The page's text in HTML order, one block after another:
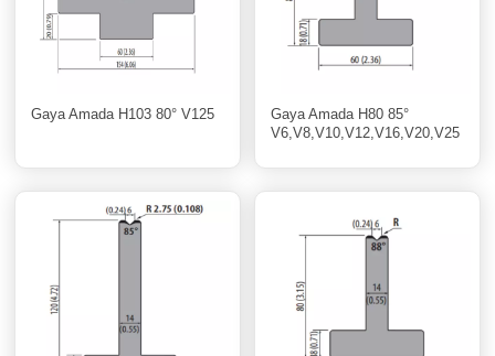
Gaya Amada H103 80° V125
Gaya Amada H80 85°
V6,V8,V10,V12,V16,V20,V25